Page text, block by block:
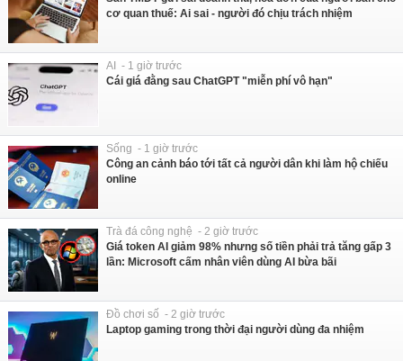
cơ quan thuế: Ai sai - người đó chịu trách nhiệm
AI - 1 giờ trước
Cái giá đằng sau ChatGPT "miễn phí vô hạn"
Sống - 1 giờ trước
Công an cảnh báo tới tất cả người dân khi làm hộ chiếu
online
Trà đá công nghệ - 2 giờ trước
Giá token AI giảm 98% nhưng số tiền phải trả tăng gấp 3
lần: Microsoft cấm nhân viên dùng AI bừa bãi
Đồ chơi số - 2 giờ trước
Laptop gaming trong thời đại người dùng đa nhiệm